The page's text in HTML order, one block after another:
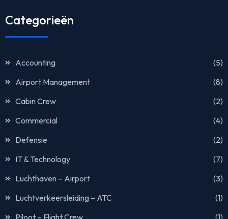
Categorieën
Accounting
(5)
Airport Management
(8)
Cabin Crew
(2)
Commercial
(4)
Defensie
(2)
IT & Technology
(7)
Luchthaven – Airport
(3)
Luchtverkeersleiding – ATC
(1)
Piloot – Flight Crew
(1)